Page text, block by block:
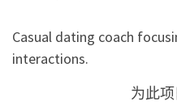
Casual dating coach
interactions.
为此